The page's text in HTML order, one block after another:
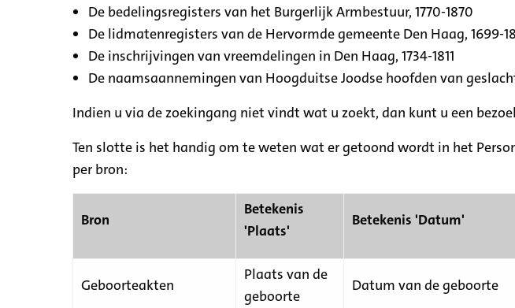
De bedelingsregisters van het Burgerlijk Armbestuur, 1770-1870
De lidmatenregisters van de Hervormde gemeente Den Haag, 1699-
De inschrijvingen van vreemdelingen in Den Haag, 1734-1811
De naamsaannemingen van Hoogduitse Joodse hoofden van
Indien u via de zoekingang niet vindt wat u zoekt, dan kunt u een
Ten slotte is het handig om te weten wat er getoond wordt in het
per bron:
Bron
Betekenis
'Plaats'
Betekenis 'Datum'
Geboorteakten
Plaats van de
geboorte
Datum van de geboorte